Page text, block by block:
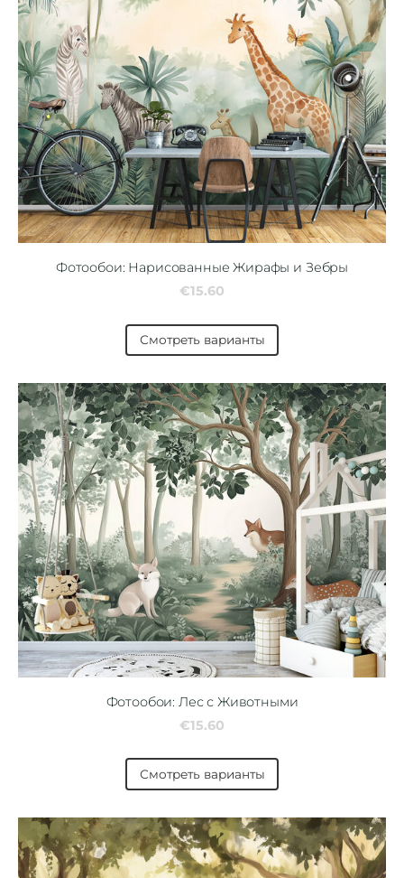
Фотообои: Нарисованные Жирафы и Зебры
€15.60
Смотреть варианты
Фотообои: Лес с Животными
€15.60
Смотреть варианты